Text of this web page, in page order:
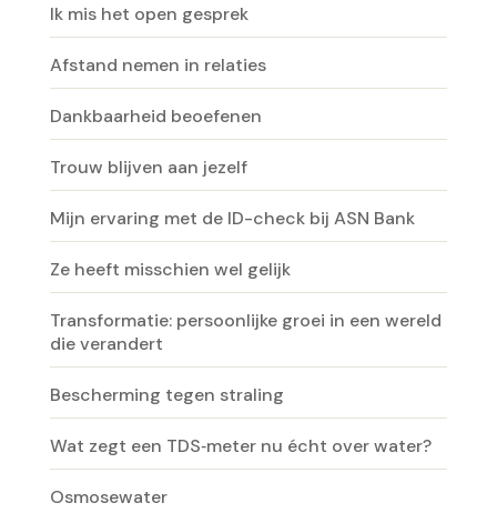
Ik mis het open gesprek
Afstand nemen in relaties
Dankbaarheid beoefenen
Trouw blijven aan jezelf
Mijn ervaring met de ID-check bij ASN Bank
Ze heeft misschien wel gelijk
Transformatie: persoonlijke groei in een wereld
die verandert
Bescherming tegen straling
Wat zegt een TDS‑meter nu écht over water?
Osmosewater